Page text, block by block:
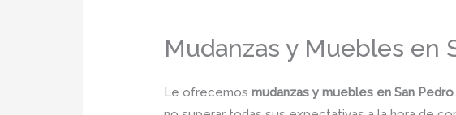
Mudanzas y Muebles en
Le ofrecemos mudanzas y muebles en San Pedro